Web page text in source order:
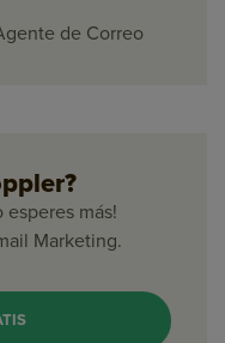
de Correo
esperes más!
Marketing.